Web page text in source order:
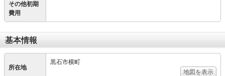
その他初期
費用
基本情報
所在地
黒石市横町
地図を表示